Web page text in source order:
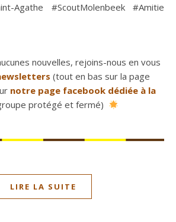
Agathe #ScoutMolenbeek #Amitie
nouvelles, rejoins-nous en vous
(tout en bas sur la page
notre page facebook dédiée à la
protégé et fermé)
LIRE LA SUITE